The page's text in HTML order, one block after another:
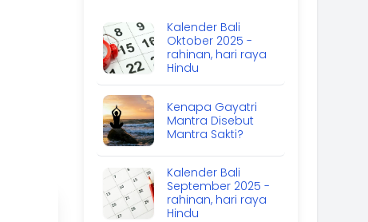
Kalender Bali
Oktober 2025 -
rahinan, hari raya
Hindu
Kenapa Gayatri
Mantra Disebut
Mantra Sakti?
Kalender Bali
September 2025 -
rahinan, hari raya
Hindu